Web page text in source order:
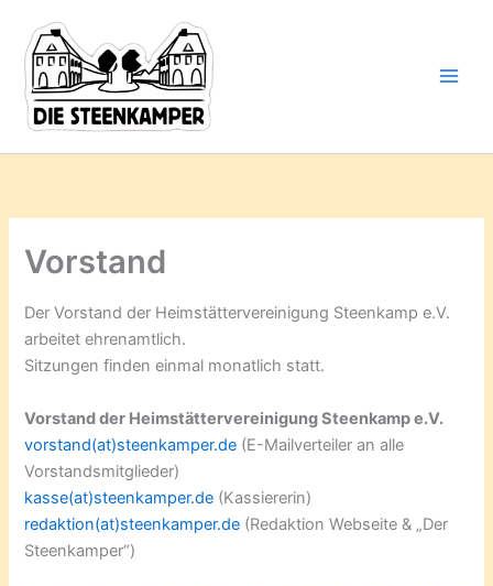
Inhalt
springen
Vorstand
Der Vorstand der Heimstättervereinigung Steenkamp e.V.
arbeitet ehrenamtlich.
Sitzungen finden einmal monatlich statt.
Vorstand der Heimstättervereinigung Steenkamp e.V.
vorstand(at)steenkamper.de (E-Mailverteiler an alle
Vorstandsmitglieder)
kasse(at)steenkamper.de (Kassiererin)
redaktion(at)steenkamper.de (Redaktion Webseite & „Der
Steenkamper“)
deine
Mail-
Adresse
ein ...